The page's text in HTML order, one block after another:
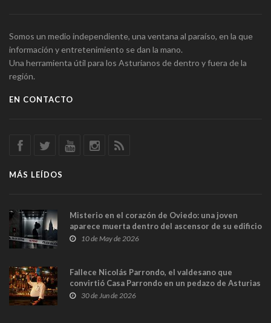
Somos un medio independiente, una ventana al paraíso, en la que
información y entretenimiento se dan la mano.
Una herramienta útil para los Asturianos de dentro y fuera de la
región.
EN CONTACTO
MÁS LEÍDOS
Misterio en el corazón de Oviedo: una joven
aparece muerta dentro del ascensor de su edificio
y las cámaras captan sus últimos minutos
10 de May de 2026
Fallece Nicolás Parrondo, el valdesano que
convirtió Casa Parrondo en un pedazo de Asturias
en Madrid
30 de Jun de 2026